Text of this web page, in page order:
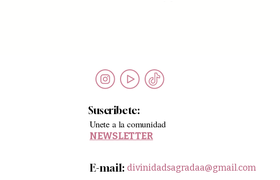
Suscribete:
Unete a la comunidad
NEWSLETTER
E-mail: divinidadsagradaa@gmail.com